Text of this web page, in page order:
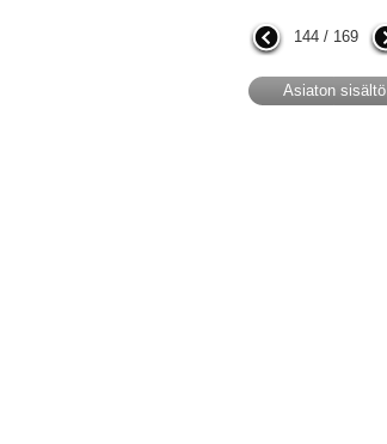
144 / 169
Asiaton sisältö